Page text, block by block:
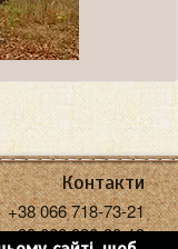
Контакти
+38 066 718-73-21
+38 068 936-30-18